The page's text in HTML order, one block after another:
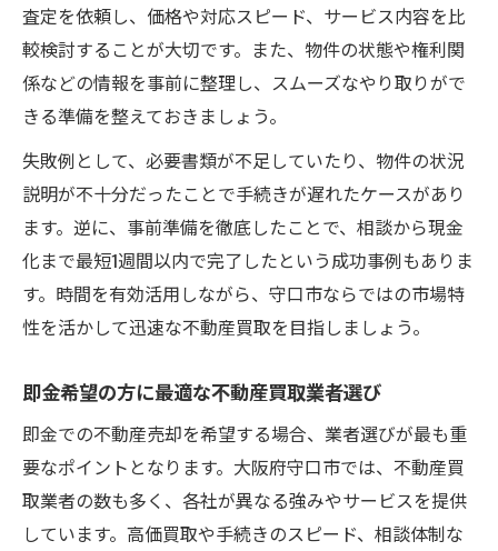
査定を依頼し、価格や対応スピード、サービス内容を比
較検討することが大切です。また、物件の状態や権利関
係などの情報を事前に整理し、スムーズなやり取りがで
きる準備を整えておきましょう。
失敗例として、必要書類が不足していたり、物件の状況
説明が不十分だったことで手続きが遅れたケースがあり
ます。逆に、事前準備を徹底したことで、相談から現金
化まで最短1週間以内で完了したという成功事例もありま
す。時間を有効活用しながら、守口市ならではの市場特
性を活かして迅速な不動産買取を目指しましょう。
即金希望の方に最適な不動産買取業者選び
即金での不動産売却を希望する場合、業者選びが最も重
要なポイントとなります。大阪府守口市では、不動産買
取業者の数も多く、各社が異なる強みやサービスを提供
しています。高価買取や手続きのスピード、相談体制な